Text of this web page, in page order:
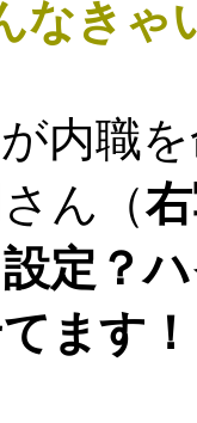
なきゃ
内職
ん（
設定？
ます